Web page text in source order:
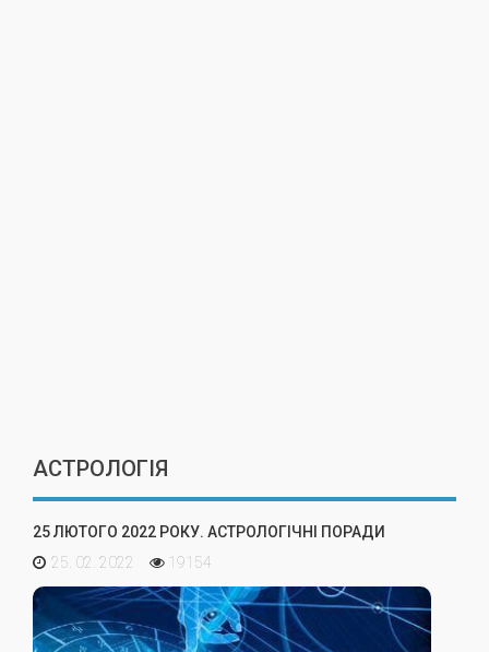
АСТРОЛОГІЯ
25 ЛЮТОГО 2022 РОКУ. АСТРОЛОГІЧНІ ПОРАДИ
25. 02. 2022
19154